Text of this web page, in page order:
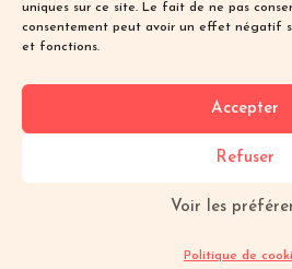
uniques sur ce site. Le fait de ne pas
consentement peut avoir un effet négatif
et fonctions.
Accepter
Refuser
Voir les
Politique de
Les textes et photos de
propriété et sont
Toute reproduction
2026 Brooklynfit